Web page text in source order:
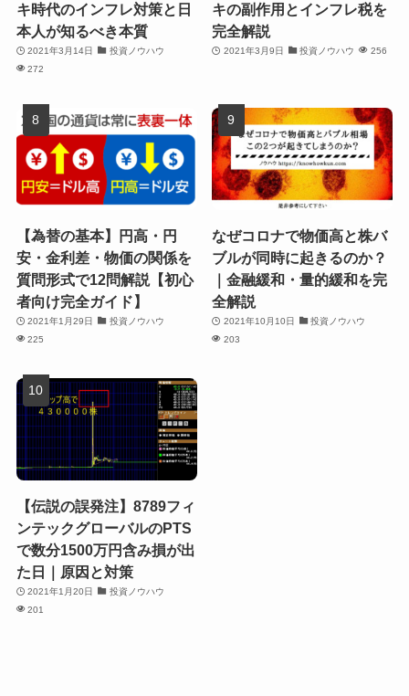
キ時代のインフレ対策と日
本人が知るべき本質
2021年3月14日
投資ノウハウ
272
キの副作用とインフレ税を
完全解説
2021年3月9日 投資ノウハウ 256
【為替の基本】円高・円
安・金利差・物価の関係を
質問形式で12問解説【初心
者向け完全ガイド】
2021年1月29日
投資ノウハウ
225
なぜコロナで物価高と株バ
ブルが同時に起きるのか？
｜金融緩和・量的緩和を完
全解説
2021年10月10日
投資ノウハウ
203
【伝説の誤発注】8789フィ
ンテックグローバルのPTS
で数分1500万円含み損が出
た日｜原因と対策
2021年1月20日
投資ノウハウ
201